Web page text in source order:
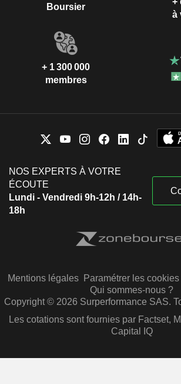
Boursier
à
+ 1 300 000
membres
NOS EXPERTS À VOTRE
ÉCOUTE
Lundi - Vendredi 9h-12h / 14h-
18h
Mentions légales Paramétrer les cookies
Qui sommes-nous ?
Copyright © 2026 Surperformance SAS.
Les cotations sont fournies par Factset,
Capital IQ